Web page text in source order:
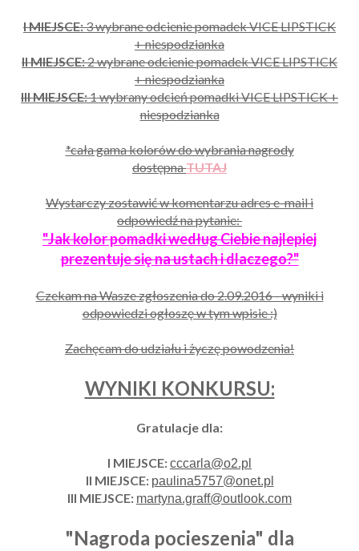
I MIEJSCE:3 wybrane odcienie pomadek VICE LIPSTICK
+ niespodzianka
II MIEJSCE:2 wybrane odcienie pomadek VICE LIPSTICK
+ niespodzianka
III MIEJSCE:1wybrany odcień pomadki VICE LIPSTICK +
niespodzianka
*cała gama kolorów do wybrania nagrody
dostępnaTUTAJ
Wystarczy zostawić w komentarzu adres e-mail i
odpowiedź na pytanie:
"Jak kolor pomadki według Ciebie najlepiej
prezentuje się na ustach i dlaczego?"
Czekam na Wasze zgłoszenia do 2.09.2016 - wyniki i
odpowiedzi ogłoszę w tym wpisie :)
Zachęcam do udziału i życzę powodzenia!
WYNIKI KONKURSU:
Gratulacje dla:
I MIEJSCE:cccarla@o2.pl
II MIEJSCE: paulina5757@onet.pl
III MIEJSCE: martyna.graff@outlook.com
"Nagroda pocieszenia" dla